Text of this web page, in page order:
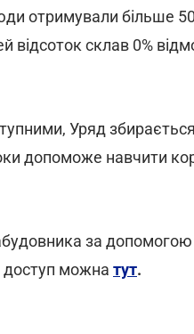
отримували більше
відсоток склав 0%
Уряд
допоможе навчити
за допомогою
можна тут.